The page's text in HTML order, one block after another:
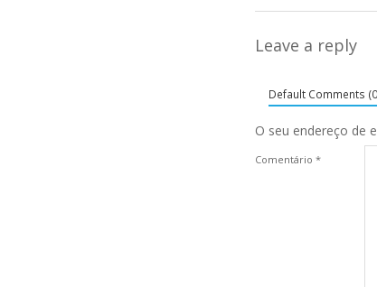
Leave a reply
Default Comments
O seu endereço de
Comentário *